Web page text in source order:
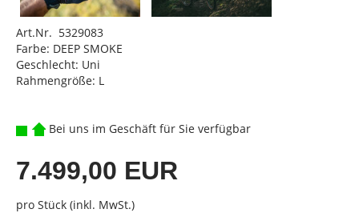
Art.Nr. 5329083
Farbe: DEEP SMOKE
Geschlecht: Uni
Rahmengröße: L
Bei uns im Geschäft für Sie verfügbar
7.499,00 EUR
pro Stück (inkl. MwSt.)